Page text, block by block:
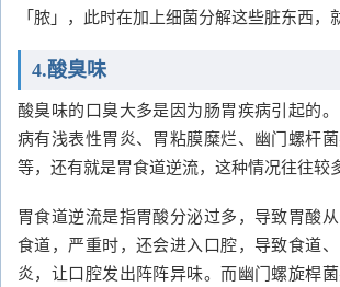
「脓」，此时在加上细菌分解这些脏东西，
4.酸臭味
酸臭味的口臭大多是因为肠胃疾病引起的
病有浅表性胃炎、胃粘膜糜烂、幽门螺杆
等，还有就是胃食道逆流，这种情况往往较
胃食道逆流是指胃酸分泌过多，导致胃酸
食道，严重时，还会进入口腔，导致食道
炎，让口腔发出阵阵异味。而幽门螺旋桿